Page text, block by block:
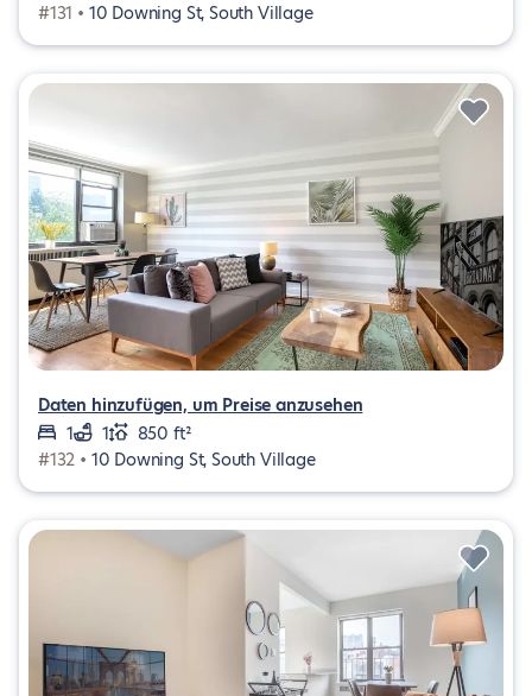
#131 • 10 Downing St, South Village
Daten hinzufügen, um Preise anzusehen
1
1
850 ft²
#132 • 10 Downing St, South Village